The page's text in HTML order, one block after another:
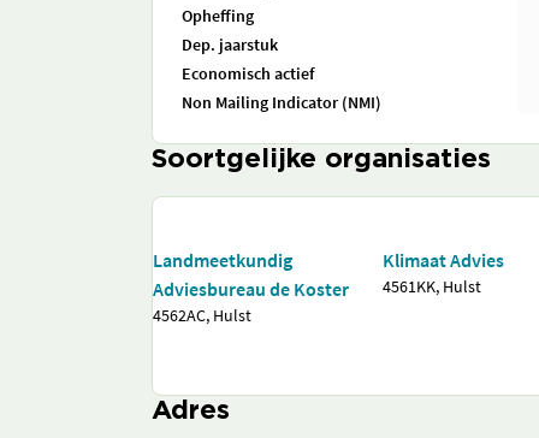
Opheffing
Dep. jaarstuk
Economisch actief
Non Mailing Indicator (NMI)
Soortgelijke organisaties
Landmeetkundig
Adviesbureau de Koster
4562AC, Hulst
Klimaat Advies
4561KK, Hulst
Adres